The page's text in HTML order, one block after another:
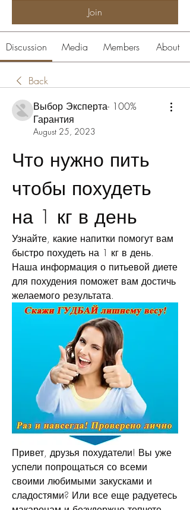
Join
Discussion Media Members About
Back
Выбор Эксперта- 100%
Гарантия
August 25, 2023
Что нужно пить
чтобы похудеть
на 1 кг в день
Узнайте, какие напитки помогут вам
быстро похудеть на 1 кг в день.
Наша информация о питьевой диете
для похудения поможет вам достичь
желаемого результата.
Привет, друзья похудатели! Вы уже
успели попрощаться со всеми
своими любимыми закусками и
сладостями? Или все еще радуетесь